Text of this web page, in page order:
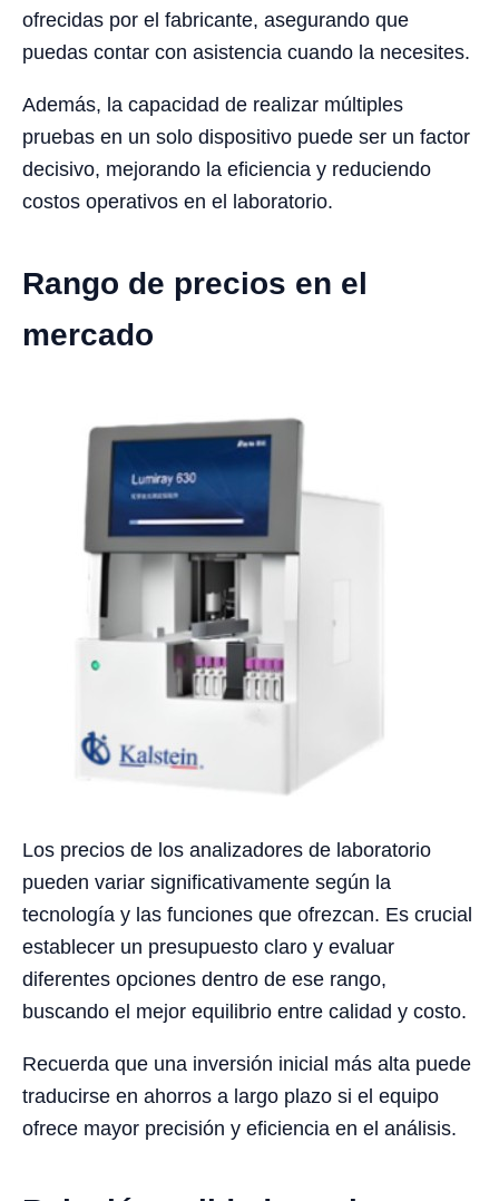
ofrecidas por el fabricante, asegurando que
puedas contar con asistencia cuando la necesites.
Además, la capacidad de realizar múltiples
pruebas en un solo dispositivo puede ser un factor
decisivo, mejorando la eficiencia y reduciendo
costos operativos en el laboratorio.
Rango de precios en el
mercado
Los precios de los analizadores de laboratorio
pueden variar significativamente según la
tecnología y las funciones que ofrezcan. Es crucial
establecer un presupuesto claro y evaluar
diferentes opciones dentro de ese rango,
buscando el mejor equilibrio entre calidad y costo.
Recuerda que una inversión inicial más alta puede
traducirse en ahorros a largo plazo si el equipo
ofrece mayor precisión y eficiencia en el análisis.